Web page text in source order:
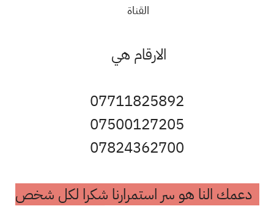
القناة
الارقام هي
07711825892
07500127205
07824362700
دعمك النا هو سر استمرارنا شكرا لكل شخص